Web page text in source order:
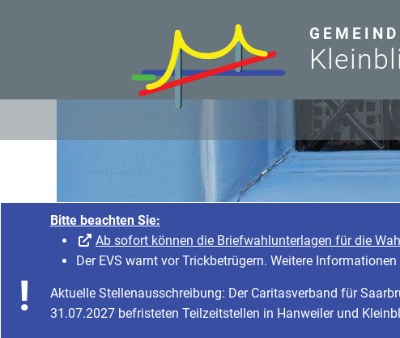
Bitte beachten Sie:
Ab sofort können die Briefwahlunterlagen für die
Der EVS warnt vor Trickbetrügern. Weitere
Aktuelle Stellenausschreibung: Der Caritasverband für
31.07.2027 befristeten Teilzeitstellen in Hanweiler und